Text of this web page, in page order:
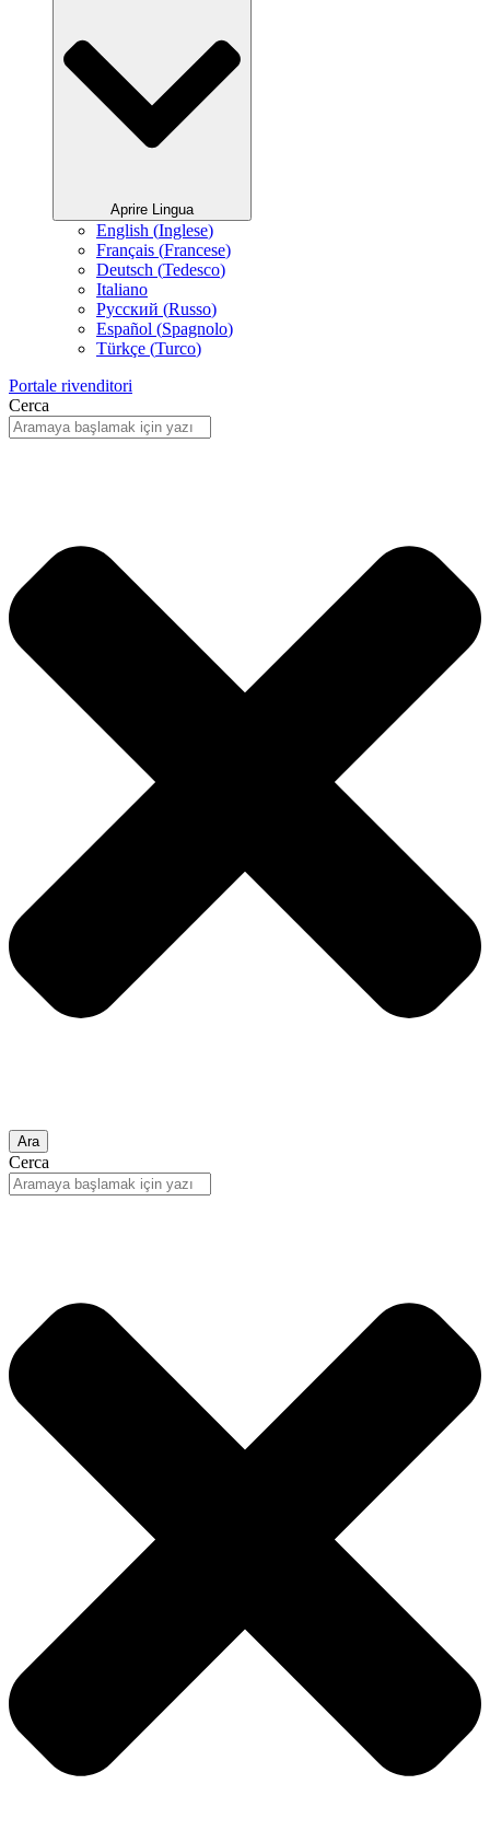
Aprire Lingua
English (Inglese)
Français (Francese)
Deutsch (Tedesco)
Italiano
Русский (Russo)
Español (Spagnolo)
Türkçe (Turco)
Portale rivenditori
Cerca
Ara
Cerca